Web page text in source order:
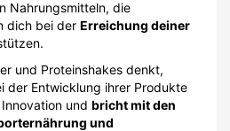
Nahrungsmitteln, die
dich bei der Erreichung deiner
und Proteinshakes denkt,
der Entwicklung ihrer Produkte
und bricht mit den
und